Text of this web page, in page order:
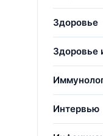
Здоровье
Здоровье
Интервью